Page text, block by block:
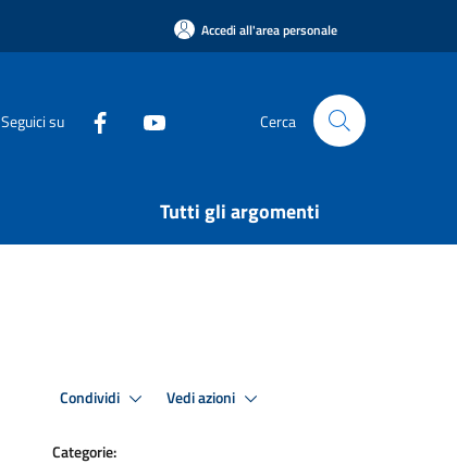
Accedi all'area personale
Seguici su Cerca
Tutti gli argomenti
Condividi Vedi azioni
Categorie: